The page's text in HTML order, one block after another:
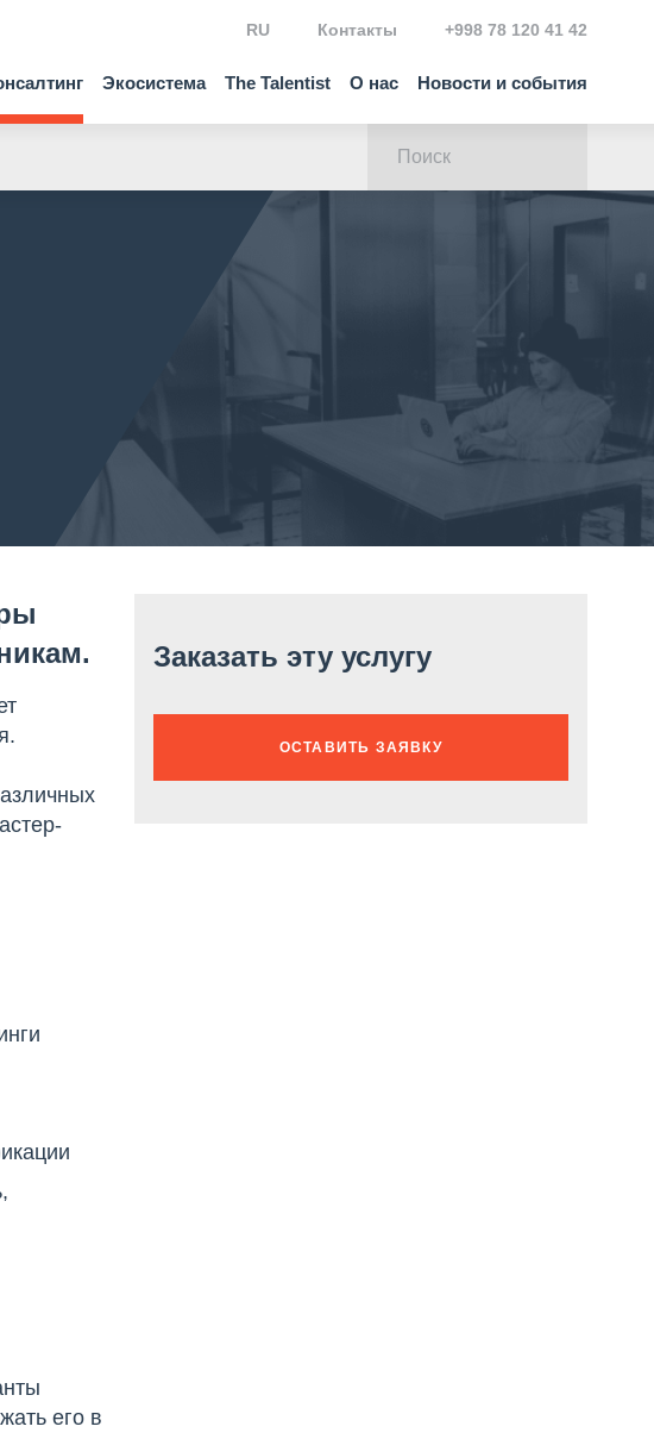
Экосистема The Talentist О нас Новости и события
RU Контакты +998 78 120 41 42
его в
Заказать эту услугу
ОСТАВИТЬ ЗАЯВКУ